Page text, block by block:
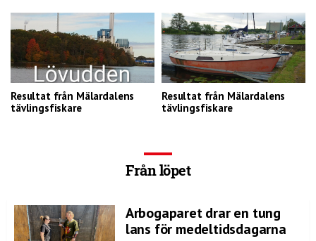
Resultat från Mälardalens
tävlingsfiskare
Resultat från Mälardalens
tävlingsfiskare
Från löpet
Arbogaparet drar en tung
lans för medeltidsdagarna